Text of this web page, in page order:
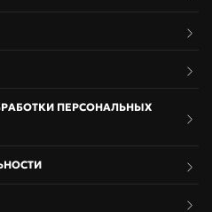
ПЕРСОНАЛЬНЫХ